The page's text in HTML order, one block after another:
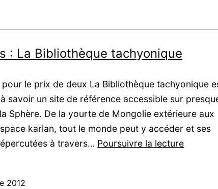
des
sources
: La Bibliothèque tachyonique
le prix de deux La Bibliothèque tachyonique
savoir un site de référence accessible sur
Sphère. De la yourte de Mongolie extérieure aux
karlan, tout le monde peut y accéder et ses
à travers… Poursuivre la lectureTigres
2012